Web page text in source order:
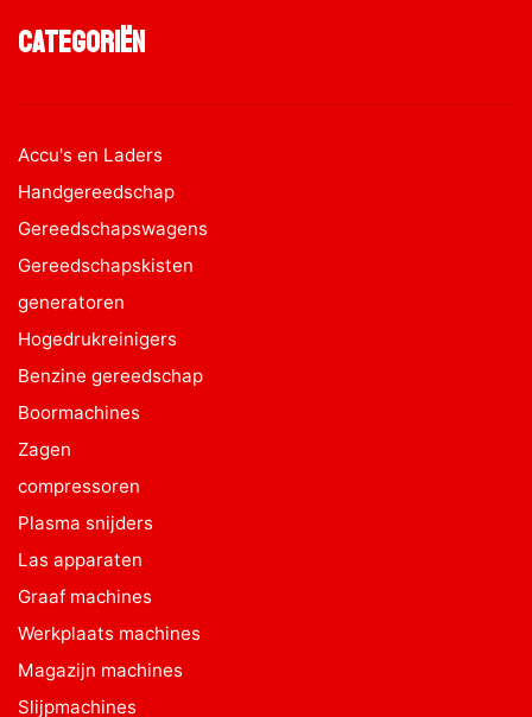
Categoriën
Accu's en Laders
Handgereedschap
Gereedschapswagens
Gereedschapskisten
generatoren
Hogedrukreinigers
Benzine gereedschap
Boormachines
Zagen
compressoren
Plasma snijders
Las apparaten
Graaf machines
Werkplaats machines
Magazijn machines
Slijpmachines